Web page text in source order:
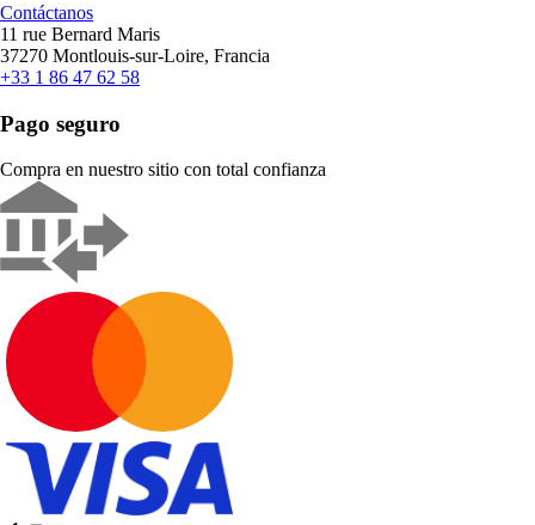
Contáctanos
11 rue Bernard Maris
37270 Montlouis-sur-Loire, Francia
+33 1 86 47 62 58
Pago seguro
Compra en nuestro sitio con total confianza